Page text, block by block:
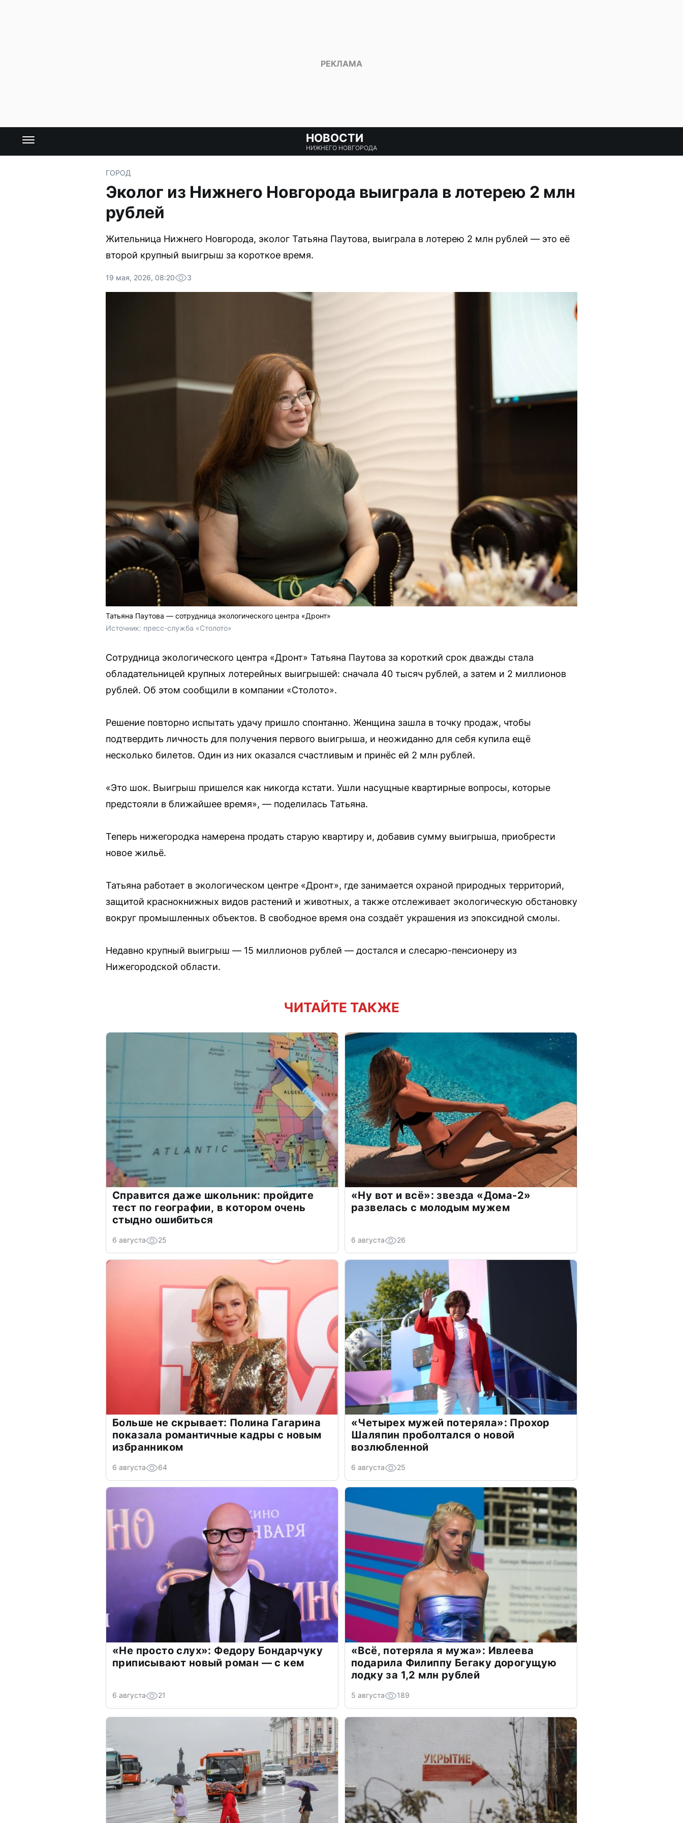
НОВОСТИ
НИЖНЕГО НОВГОРОДА
ГОРОД
Эколог из Нижнего Новгорода выиграла в лотерею 2 млн
рублей
Жительница Нижнего Новгорода, эколог Татьяна Паутова, выиграла в лотерею 2 млн рублей — это её
второй крупный выигрыш за короткое время.
19 мая, 2026, 08:20 3
Татьяна Паутова — сотрудница экологического центра «Дронт»
Источник: пресс-служба «Столото»
Сотрудница экологического центра «Дронт» Татьяна Паутова за короткий срок дважды стала
обладательницей крупных лотерейных выигрышей: сначала 40 тысяч рублей, а затем и 2 миллионов
рублей. Об этом сообщили в компании «Столото».
Решение повторно испытать удачу пришло спонтанно. Женщина зашла в точку продаж, чтобы
подтвердить личность для получения первого выигрыша, и неожиданно для себя купила ещё
несколько билетов. Один из них оказался счастливым и принёс ей 2 млн рублей.
«Это шок. Выигрыш пришелся как никогда кстати. Ушли насущные квартирные вопросы, которые
предстояли в ближайшее время», — поделилась Татьяна.
Теперь нижегородка намерена продать старую квартиру и, добавив сумму выигрыша, приобрести
новое жильё.
Татьяна работает в экологическом центре «Дронт», где занимается охраной природных территорий,
защитой краснокнижных видов растений и животных, а также отслеживает экологическую обстановку
вокруг промышленных объектов. В свободное время она создаёт украшения из эпоксидной смолы.
Недавно крупный выигрыш — 15 миллионов рублей — достался и слесарю-пенсионеру из
Нижегородской области.
ЧИТАЙТЕ ТАКЖЕ
Справится даже школьник: пройдите
тест по географии, в котором очень
стыдно ошибиться
6 августа 25
«Ну вот и всё»: звезда «Дома-2»
развелась с молодым мужем
6 августа 26
Больше не скрывает: Полина Гагарина
показала романтичные кадры с новым
избранником
6 августа 64
«Четырех мужей потеряла»: Прохор
Шаляпин проболтался о новой
возлюбленной
6 августа 25
«Не просто слух»: Федору Бондарчуку
приписывают новый роман — с кем
6 августа 21
«Всё, потеряла я мужа»: Ивлеева
подарила Филиппу Бегаку дорогущую
лодку за 1,2 млн рублей
5 августа 189